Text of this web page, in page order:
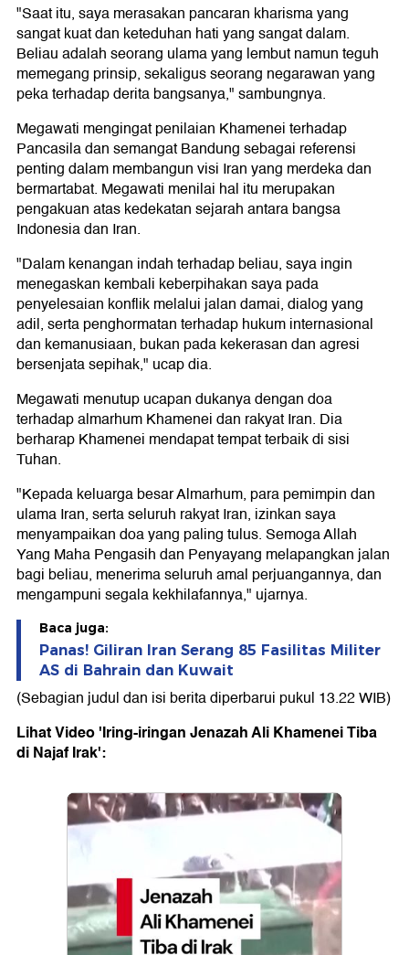
"Saat itu, saya merasakan pancaran kharisma yang
sangat kuat dan keteduhan hati yang sangat dalam.
Beliau adalah seorang ulama yang lembut namun teguh
memegang prinsip, sekaligus seorang negarawan yang
peka terhadap derita bangsanya," sambungnya.
Megawati mengingat penilaian Khamenei terhadap
Pancasila dan semangat Bandung sebagai referensi
penting dalam membangun visi Iran yang merdeka dan
bermartabat. Megawati menilai hal itu merupakan
pengakuan atas kedekatan sejarah antara bangsa
Indonesia dan Iran.
"Dalam kenangan indah terhadap beliau, saya ingin
menegaskan kembali keberpihakan saya pada
penyelesaian konflik melalui jalan damai, dialog yang
adil, serta penghormatan terhadap hukum internasional
dan kemanusiaan, bukan pada kekerasan dan agresi
bersenjata sepihak," ucap dia.
Megawati menutup ucapan dukanya dengan doa
terhadap almarhum Khamenei dan rakyat Iran. Dia
berharap Khamenei mendapat tempat terbaik di sisi
Tuhan.
"Kepada keluarga besar Almarhum, para pemimpin dan
ulama Iran, serta seluruh rakyat Iran, izinkan saya
menyampaikan doa yang paling tulus. Semoga Allah
Yang Maha Pengasih dan Penyayang melapangkan jalan
bagi beliau, menerima seluruh amal perjuangannya, dan
mengampuni segala kekhilafannya," ujarnya.
Baca juga:
Panas! Giliran Iran Serang 85 Fasilitas Militer
AS di Bahrain dan Kuwait
(Sebagian judul dan isi berita diperbarui pukul 13.22 WIB)
Lihat Video 'Iring-iringan Jenazah Ali Khamenei Tiba
di Najaf Irak':